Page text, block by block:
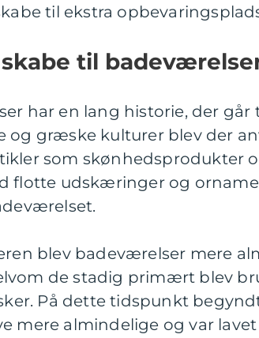
til ekstra
til
har en lang historie, der går
og græske kulturer blev der
som skønhedsprodukter
flotte udskæringer og
blev badeværelser mere
de stadig primært blev
På dette tidspunkt
mere almindelige og var